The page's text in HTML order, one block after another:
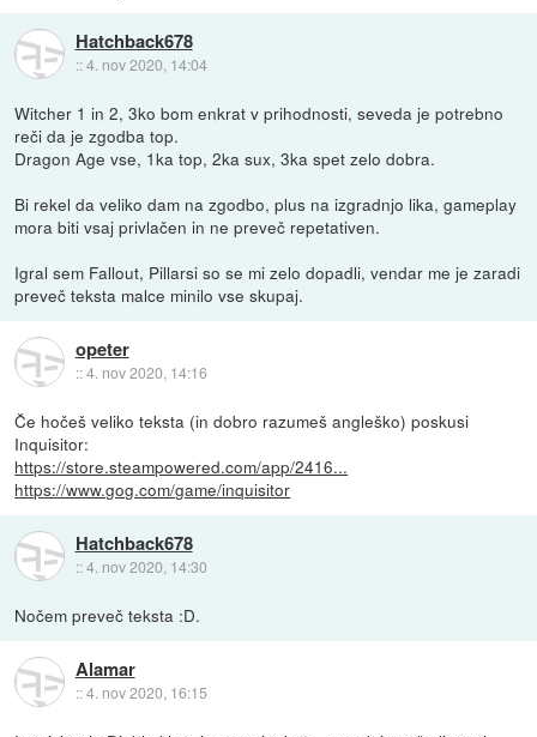
Hatchback678
::4. nov 2020, 14:04
Witcher 1 in 2, 3ko bom enkrat v prihodnosti, seveda je potrebno
reči da je zgodba top.
Dragon Age vse, 1ka top, 2ka sux, 3ka spet zelo dobra.
Bi rekel da veliko dam na zgodbo, plus na izgradnjo lika, gameplay
mora biti vsaj privlačen in ne preveč repetativen.
Igral sem Fallout, Pillarsi so se mi zelo dopadli, vendar me je zaradi
preveč teksta malce minilo vse skupaj.
opeter
::4. nov 2020, 14:16
Če hočeš veliko teksta (in dobro razumeš angleško) poskusi
Inquisitor:
https://store.steampowered.com/app/2416...
https://www.gog.com/game/inquisitor
Hatchback678
::4. nov 2020, 14:30
Nočem preveč teksta :D.
Alamar
::4. nov 2020, 16:15